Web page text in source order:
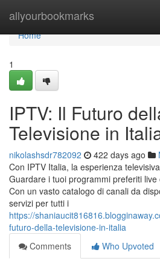
allyourbookmarks
Home
Home
1
IPTV: Il Futuro
Televisione in
nikolashsdr782092 422 days ago
Con IPTV Italia, la esperienza
Guardare i tuoi programmi preferiti
Con un vasto catalogo di canali da
servizi per tutti i
https://
futuro-della-televisione-in-italia
Comments
Who Upvoted